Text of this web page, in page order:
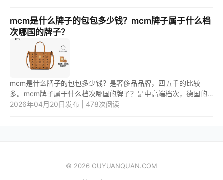
mcm是什么牌子的包包多少钱？mcm牌子属于什么档
次哪国的牌子？
mcm是什么牌子的包包多少钱？是奢侈品品牌，四五千的比较
多。mcm牌子属于什么档次哪国的牌子？是中高端档次，德国的
牌子。 1.mcm是什么牌子的包包多少钱？ mcm，是一个奢侈品牌
2026年04月20日发布 | 478次阅读
© 2026 OUYUANQUAN.COM